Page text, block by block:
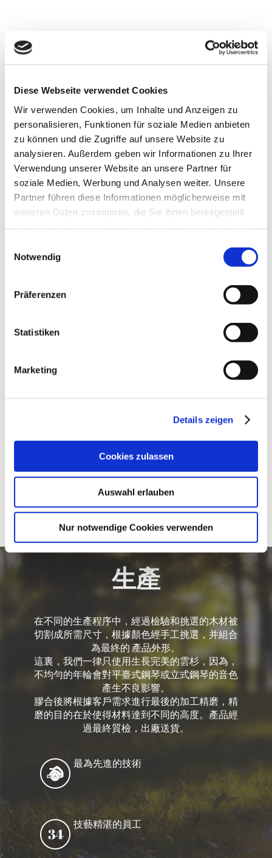
Diese Webseite verwendet Cookies
Wir verwenden Cookies, um Inhalte und Anzeigen zu
personalisieren, Funktionen für soziale Medien anbieten
zu können und die Zugriffe auf unsere Website zu
analysieren. Außerdem geben wir Informationen zu Ihrer
Verwendung unserer Website an unsere Partner für
soziale Medien, Werbung und Analysen weiter. Unsere
Partner führen diese Informationen möglicherweise mit
weiteren Daten zusammen, die Sie ihnen bereitgestellt
Notwendig
Präferenzen
Statistiken
Marketing
Details zeigen
Cookies zulassen
Auswahl erlauben
Nur notwendige Cookies verwenden
響板、
響棒木、
鍵盤木和琴橋
只有完美無缺的產品才可離開生產線
我們根據客戶需求進行用于響板、響棒、響棒木、
鍵盤木和琴橋的音響木材的生產。
歷經百年、精益求精而終極完美的生產程序所出產
生產
在不同的生產程序中，經過檢驗和挑選的木材被
切割成所需尺寸，根據顏色經手工挑選，并組合
為最終的 產品外形。
這裏，我們一律只使用生長完美的雲杉，因為，
不均勻的年輪會對平臺式鋼琴或立式鋼琴的音色
產生不良影響。
膠合後將根據客戶需求進行最後的加工精磨，精
磨的目的在於使得材料達到不同的高度。產品經
過最終質檢，出廠送貨。
最為先進的技術
技藝精湛的員工